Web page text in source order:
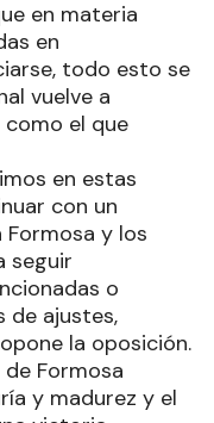
en materia
en
todo esto se
vuelve a
el que
en estas
con un
y los
seguir
o
de ajustes,
la oposición.
Formosa
y madurez y el